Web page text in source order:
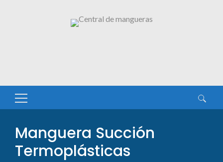
Buscar:
Manguera Succión
Termoplásticas